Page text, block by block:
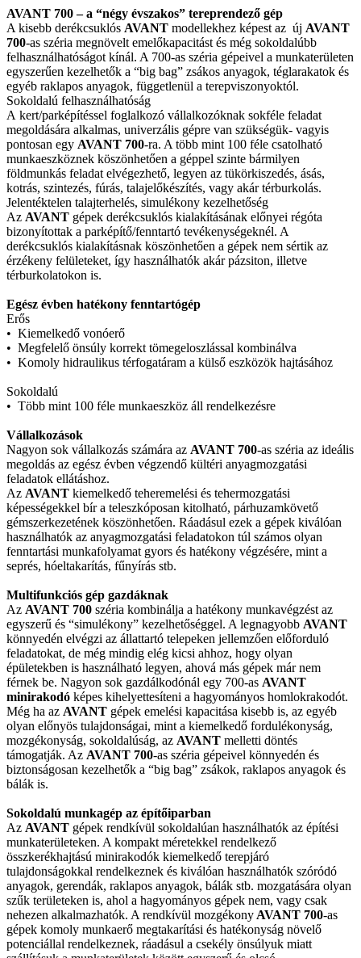
AVANT 700 – a “négy évszakos” tereprendező gép
A kisebb derékcsuklós AVANT modellekhez képest az új AVANT
700-as széria megnövelt emelőkapacitást és még sokoldalúbb
felhasználhatóságot kínál. A 700-as széria gépeivel a munkaterületen
egyszerűen kezelhetők a “big bag” zsákos anyagok, téglarakatok és
egyéb raklapos anyagok, függetlenül a terepviszonyoktól.
Sokoldalú felhasználhatóság
A kert/parképítéssel foglalkozó vállalkozóknak sokféle feladat
megoldására alkalmas, univerzális gépre van szükségük- vagyis
pontosan egy AVANT 700-ra. A több mint 100 féle csatolható
munkaeszköznek köszönhetően a géppel szinte bármilyen
földmunkás feladat elvégezhető, legyen az tükörkiszedés, ásás,
kotrás, szintezés, fúrás, talajelőkészítés, vagy akár térburkolás.
Jelentéktelen talajterhelés, simulékony kezelhetőség
Az AVANT gépek derékcsuklós kialakításának előnyei régóta
bizonyítottak a parképítő/fenntartó tevékenységeknél. A
derékcsuklós kialakításnak köszönhetően a gépek nem sértik az
érzékeny felületeket, így használhatók akár pázsiton, illetve
térburkolatokon is.
Egész évben hatékony fenntartógép
Erős
• Kiemelkedő vonóerő
• Megfelelő önsúly korrekt tömegeloszlással kombinálva
• Komoly hidraulikus térfogatáram a külső eszközök hajtásához
Sokoldalú
• Több mint 100 féle munkaeszköz áll rendelkezésre
Vállalkozások
Nagyon sok vállalkozás számára az AVANT 700-as széria az ideális
megoldás az egész évben végzendő kültéri anyagmozgatási
feladatok ellátáshoz.
Az AVANT kiemelkedő teheremelési és tehermozgatási
képességekkel bír a teleszkóposan kitolható, párhuzamkövető
gémszerkezetének köszönhetően. Ráadásul ezek a gépek kiválóan
használhatók az anyagmozgatási feladatokon túl számos olyan
fenntartási munkafolyamat gyors és hatékony végzésére, mint a
seprés, hóeltakarítás, fűnyírás stb.
Multifunkciós gép gazdáknak
Az AVANT 700 széria kombinálja a hatékony munkavégzést az
egyszerű és “simulékony” kezelhetőséggel. A legnagyobb AVANT
könnyedén elvégzi az állattartó telepeken jellemzően előforduló
feladatokat, de még mindig elég kicsi ahhoz, hogy olyan
épületekben is használható legyen, ahová más gépek már nem
férnek be. Nagyon sok gazdálkodónál egy 700-as AVANT
minirakodó képes kihelyettesíteni a hagyományos homlokrakodót.
Még ha az AVANT gépek emelési kapacitása kisebb is, az egyéb
olyan előnyös tulajdonságai, mint a kiemelkedő fordulékonyság,
mozgékonyság, sokoldalúság, az AVANT melletti döntés
támogatják. Az AVANT 700-as széria gépeivel könnyedén és
biztonságosan kezelhetők a “big bag” zsákok, raklapos anyagok és
bálák is.
Sokoldalú munkagép az építőiparban
Az AVANT gépek rendkívül sokoldalúan használhatók az építési
munkaterületeken. A kompakt méretekkel rendelkező
összkerékhajtású minirakodók kiemelkedő terepjáró
tulajdonságokkal rendelkeznek és kiválóan használhatók szóródó
anyagok, gerendák, raklapos anyagok, bálák stb. mozgatására olyan
szűk területeken is, ahol a hagyományos gépek nem, vagy csak
nehezen alkalmazhatók. A rendkívül mozgékony AVANT 700-as
gépek komoly munkaerő megtakarítási és hatékonyság növelő
potenciállal rendelkeznek, ráadásul a csekély önsúlyuk miatt